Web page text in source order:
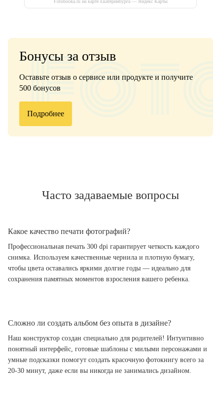
Fotobooka.ru на карте Екатеринбурга — Яндекс Карты
Бонусы за отзыв
Оставьте отзыв о сервисе или продукте и получите
500 бонусов
Подробнее
Часто задаваемые вопросы
Какое качество печати фотографий?
Профессиональная печать 300 dpi гарантирует четкость каждого
снимка. Используем качественные чернила и плотную бумагу,
чтобы цвета оставались яркими долгие годы — идеально для
сохранения памятных моментов взросления вашего ребенка.
Сложно ли создать альбом без опыта в дизайне?
Наш конструктор создан специально для родителей! Интуитивно
понятный интерфейс, готовые шаблоны с милыми персонажами и
умные подсказки помогут создать красочную фотокнигу всего за
20-30 минут, даже если вы никогда не занимались дизайном.